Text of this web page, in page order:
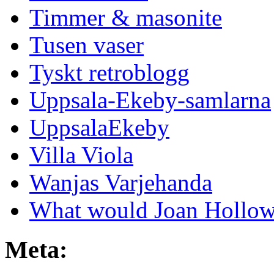
Timmer & masonite
Tusen vaser
Tyskt retroblogg
Uppsala-Ekeby-samlarna
UppsalaEkeby
Villa Viola
Wanjas Varjehanda
What would Joan
Meta: